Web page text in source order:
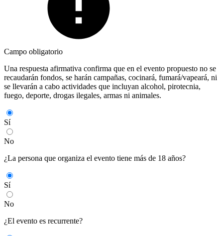
Campo obligatorio
Una respuesta afirmativa confirma que en el evento propuesto no se
recaudarán fondos, se harán campañas, cocinará, fumará/vapeará, ni
se llevarán a cabo actividades que incluyan alcohol, pirotecnia,
fuego, deporte, drogas ilegales, armas ni animales.
Sí
No
¿La persona que organiza el evento tiene más de 18 años?
Sí
No
¿El evento es recurrente?